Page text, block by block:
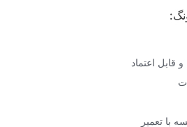
قابل اعتماد
با تعمیر